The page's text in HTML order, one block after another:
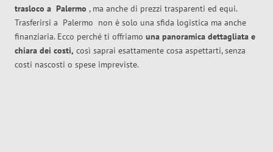
trasloco a Palermo , ma anche di prezzi trasparenti ed equi.
Trasferirsi a Palermo non è solo una sfida logistica ma anche
finanziaria. Ecco perché ti offriamo una panoramica dettagliata e
chiara dei costi, così saprai esattamente cosa aspettarti, senza
costi nascosti o spese impreviste.